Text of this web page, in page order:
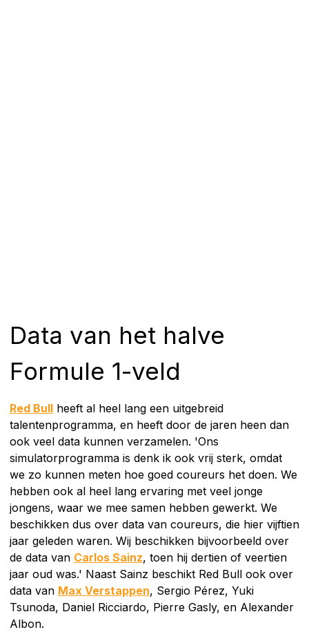
Data van het halve
Formule 1-veld
Red Bull heeft al heel lang een uitgebreid
talentenprogramma, en heeft door de jaren heen dan
ook veel data kunnen verzamelen. 'Ons
simulatorprogramma is denk ik ook vrij sterk, omdat
we zo kunnen meten hoe goed coureurs het doen. We
hebben ook al heel lang ervaring met veel jonge
jongens, waar we mee samen hebben gewerkt. We
beschikken dus over data van coureurs, die hier vijftien
jaar geleden waren. Wij beschikken bijvoorbeeld over
de data van Carlos Sainz, toen hij dertien of veertien
jaar oud was.' Naast Sainz beschikt Red Bull ook over
data van Max Verstappen, Sergio Pérez, Yuki
Tsunoda, Daniel Ricciardo, Pierre Gasly, en Alexander
Albon.